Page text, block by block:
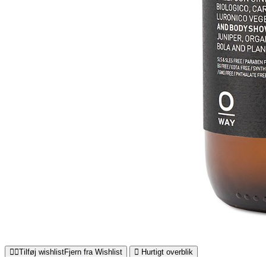
Tilføj wishlistFjern fra Wishlist
Hurtigt overblik